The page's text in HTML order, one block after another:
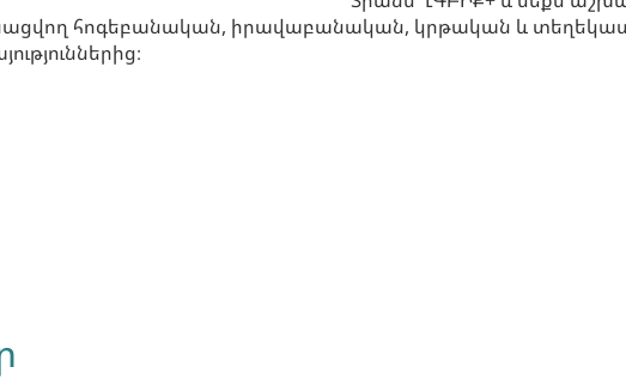
հոգեբանական, իրավաբանական, կրթական և